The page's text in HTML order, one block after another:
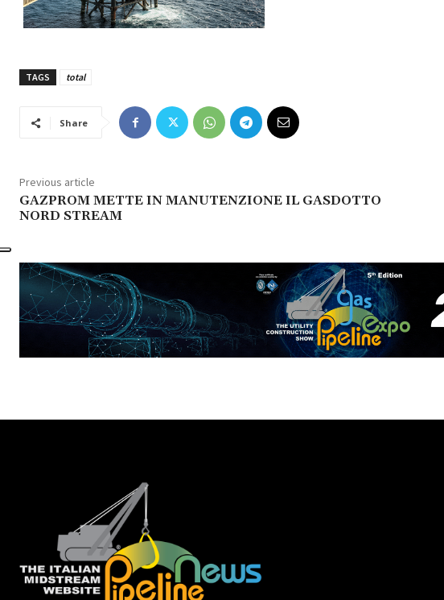
TAGS total
Share
Previous article
GAZPROM METTE IN MANUTENZIONE IL GASDOTTO
NORD STREAM